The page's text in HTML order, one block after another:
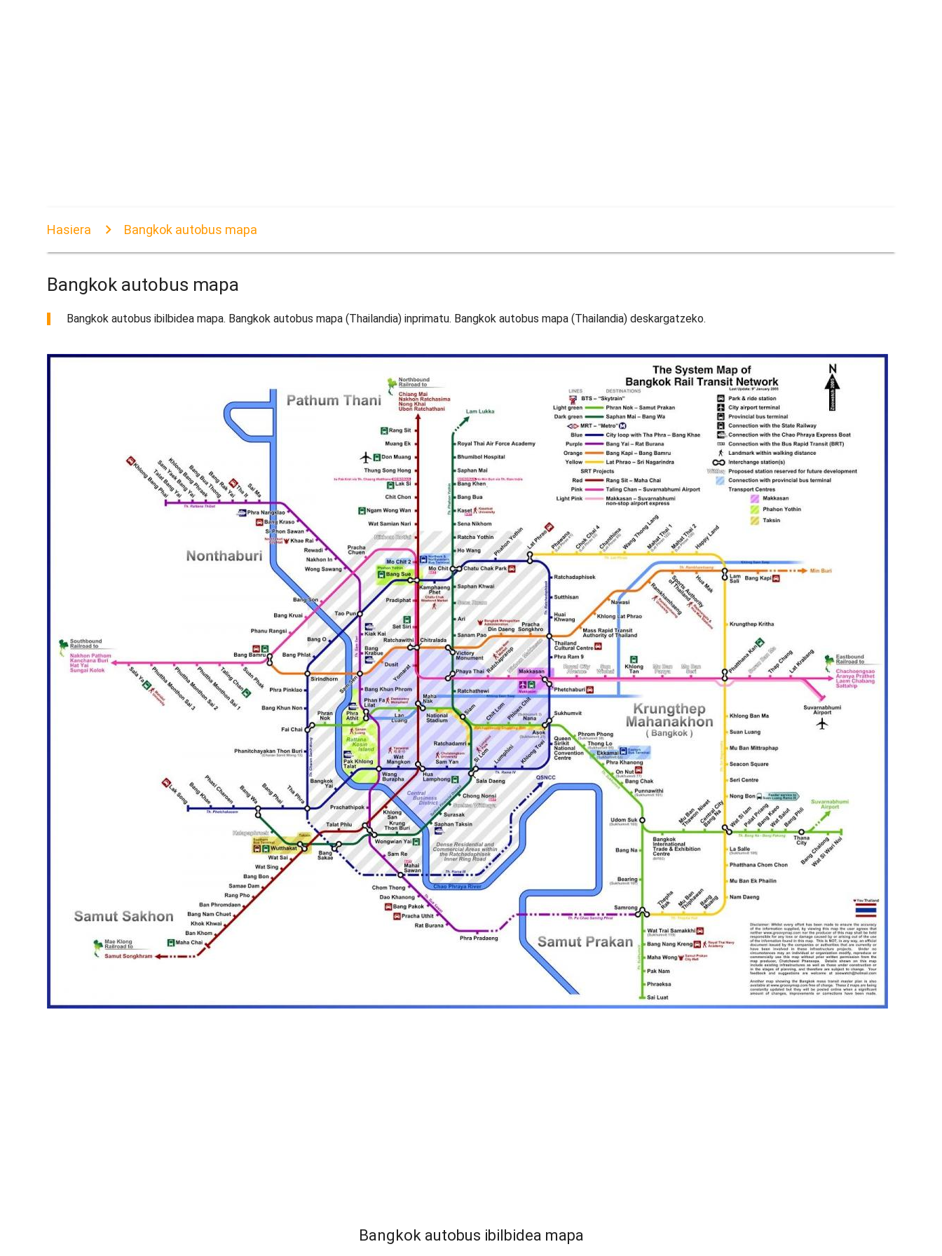
Hasiera Bangkok autobus mapa
Bangkok autobus mapa
Bangkok autobus ibilbidea mapa. Bangkok autobus mapa (Thailandia) inprimatu. Bangkok autobus mapa (Thailandia) deskargatzeko.
Bangkok autobus ibilbidea mapa